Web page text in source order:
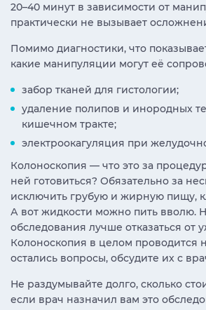
20–40 минут в зависимости от
практически не вызывает
Помимо диагностики, что
какие манипуляции могут её
забор тканей для гистологии;
удаление полипов и инородных
кишечном тракте;
электроокагуляция при
Колоноскопия — что это за
ней готовиться? Обязательно за
исключить грубую и жирную пищу,
А вот жидкости можно пить вволю.
обследования лучше отказаться от
Колоноскопия в целом проводится
остались вопросы, обсудите их с
Не раздумывайте долго, сколько
если врач назначил вам это